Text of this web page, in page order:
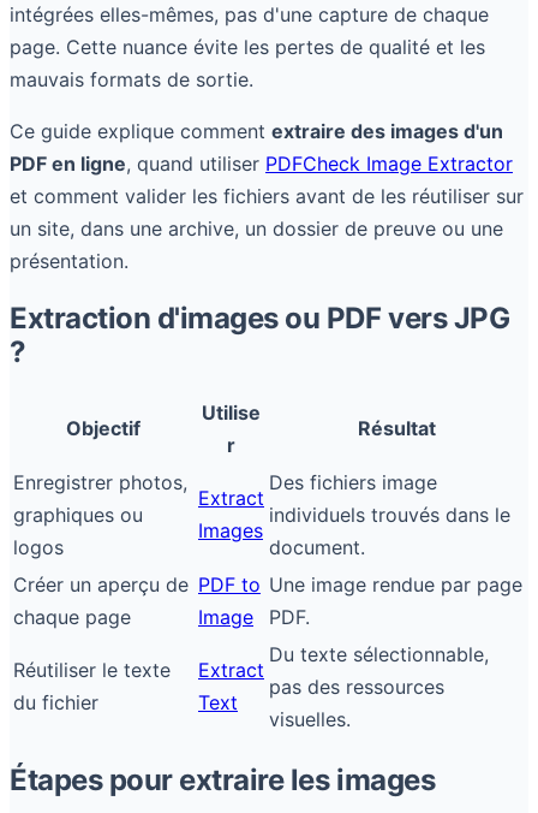
intégrées elles-mêmes, pas d'une capture de chaque
page. Cette nuance évite les pertes de qualité et les
mauvais formats de sortie.
Ce guide explique comment extraire des images d'un
PDF en ligne, quand utiliser PDFCheck Image Extractor
et comment valider les fichiers avant de les réutiliser sur
un site, dans une archive, un dossier de preuve ou une
présentation.
Extraction d'images ou PDF vers JPG
?
Objectif
Utilise
r
Résultat
Enregistrer photos,
graphiques ou
logos
Extract
Images
Des fichiers image
individuels trouvés dans le
document.
Créer un aperçu de
chaque page
PDF to
Image
Une image rendue par page
PDF.
Réutiliser le texte
du fichier
Extract
Text
Du texte sélectionnable,
pas des ressources
visuelles.
Étapes pour extraire les images